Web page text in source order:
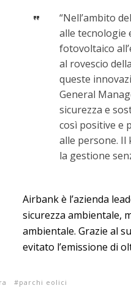
“Nell’ambito
alle tecnologie
fotovoltaico
al rovescio
queste
General
sicurezza e
così positive e
alle persone. Il
la gestione
Airbank è l’azienda
sicurezza ambientale,
ambientale. Grazie al
evitato l’emissione di
parchi eolici